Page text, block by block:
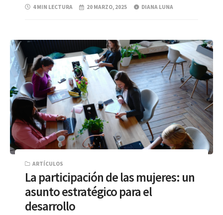
4 MIN LECTURA 20 MARZO, 2025 DIANA LUNA
ARTÍCULOS
La participación de las mujeres: un
asunto estratégico para el
desarrollo